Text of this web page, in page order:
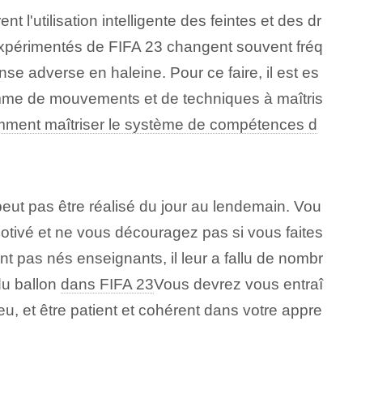
l'utilisation intelligente des feintes et des dr
de FIFA 23 changent souvent fréq
adverse en haleine. Pour ce faire, il est es
de mouvements et de techniques à maîtris
maîtriser le système de compétences d
pas être réalisé du jour au lendemain. Vou
et ne vous découragez pas si vous faites
pas nés enseignants, il leur a fallu de nombr
ballon‌ dans FIFA 23Vous devrez vous entraî
et être patient et cohérent dans votre appre